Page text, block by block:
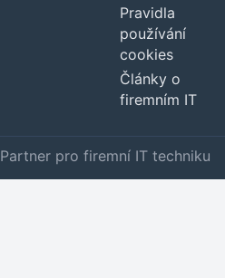
Pravidla
používání
cookies
Články o
firemním IT
Partner pro firemní IT techniku